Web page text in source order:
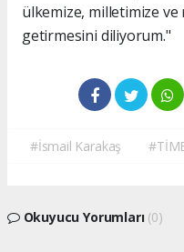
ülkemize, milletimize ve
getirmesini diliyorum."
#İsmail Karakaş
Okuyucu Yorumları (0)